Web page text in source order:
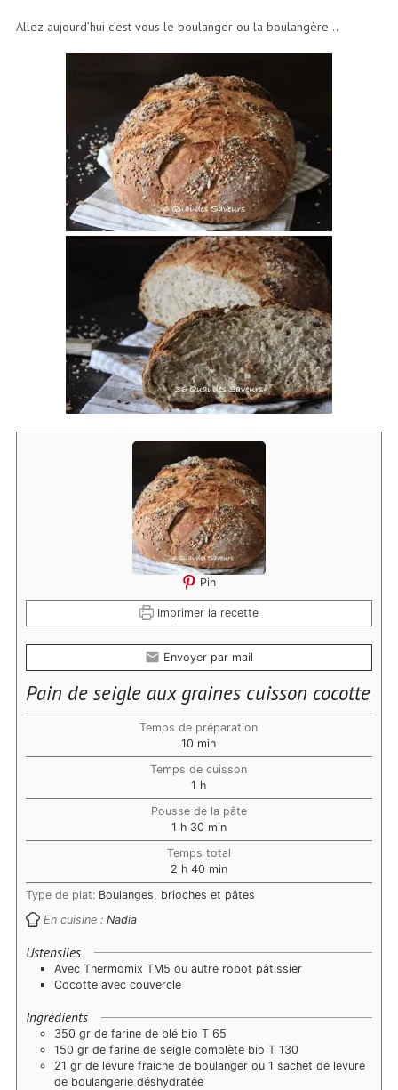
Allez aujourd’hui c’est vous le boulanger ou la boulangère…
Pin
Imprimer la recette
Envoyer par mail
Pain de seigle aux graines cuisson cocotte
Temps de préparation
10 minutes
min
Temps de cuisson
1 heure
h
Pousse de la pâte
1heure
h 30minutes
min
Temps total
2heures
h 40minutes
min
Type de plat: Boulanges, brioches et pâtes
En cuisine :Nadia
Ustensiles
Avec Thermomix TM5 ou autre robot pâtissier
Cocotte avec couvercle
Ingrédients
350 gr de farine de blé bio T 65
150 gr de farine de seigle complète bio T 130
21 gr de levure fraiche de boulanger ou 1 sachet de levure
de boulangerie déshydratée